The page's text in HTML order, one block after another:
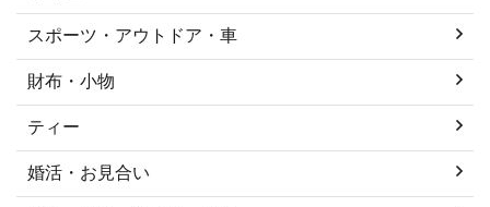
スポーツ・アウトドア・車
財布・小物
ティー
婚活・お見合い